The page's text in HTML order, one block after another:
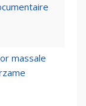
massale